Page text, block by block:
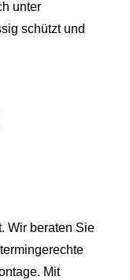
unter
schützt und
Wir beraten Sie
Mit